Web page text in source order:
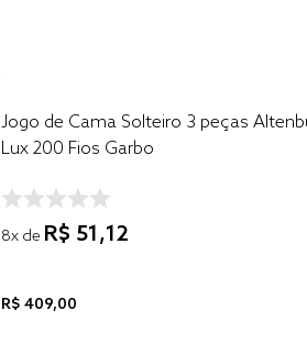
Jogo de Cama Solteiro 3 peças
Lux 200 Fios Garbo
8x de R$ 51,12
R$ 409,00